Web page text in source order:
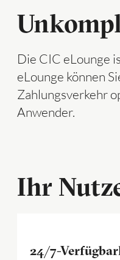
Die CIC eLounge
eLounge können
Zahlungsverkehr
Anwender.
Ihr
24/7-